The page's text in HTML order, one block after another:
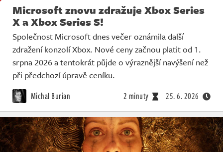
Microsoft znovu zdražuje Xbox Series
X a Xbox Series S!
Společnost Microsoft dnes večer oznámila další
zdražení konzolí Xbox. Nové ceny začnou platit od 1.
srpna 2026 a tentokrát půjde o výraznější navýšení než
při předchozí úpravě ceníku.
Michal Burian 2 minuty 25. 6. 2026